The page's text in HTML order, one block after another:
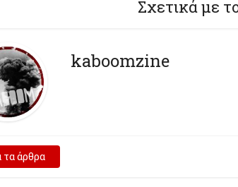
Σχετικά με
kaboomzine
τα άρθρα